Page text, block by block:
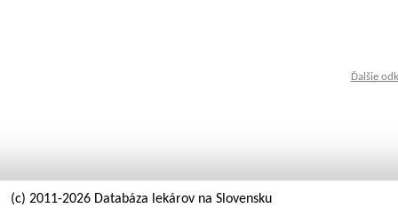
Ďalšie
(c) 2011-2026 Databáza lekárov na Slovensku